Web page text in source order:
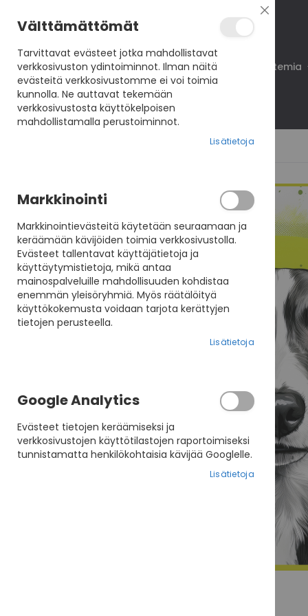
Koulutukset VisioNet VisioAkatemia
to
end
of
the
images
gallery
Sulje
Välttämättömät
Tarvittavat evästeet jotka mahdollistavat
verkkosivuston ydintoiminnot. Ilman näitä
evästeitä verkkosivustomme ei voi toimia
kunnolla. Ne auttavat tekemään
verkkosivustosta käyttökelpoisen
mahdollistamalla perustoiminnot.
Lisätietoja
Markkinointi
Markkinointievästeitä käytetään seuraamaan ja
keräämään kävijöiden toimia verkkosivustolla.
Evästeet tallentavat käyttäjätietoja ja
käyttäytymistietoja, mikä antaa
mainospalveluille mahdollisuuden kohdistaa
enemmän yleisöryhmiä. Myös räätälöityä
käyttökokemusta voidaan tarjota kerättyjen
tietojen perusteella.
Lisätietoja
Google Analytics
Evästeet tietojen keräämiseksi ja
verkkosivustojen käyttötilastojen raportoimiseksi
tunnistamatta henkilökohtaisia kävijää Googlelle.
Lisätietoja